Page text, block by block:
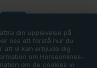
din upplevelse på
oss att förstå hur du
att vi kan erbjuda dig
om Horseonlines-
om de cookies vi